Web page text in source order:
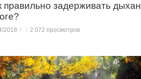
правильно задерживать
2018 2 072 просмотров